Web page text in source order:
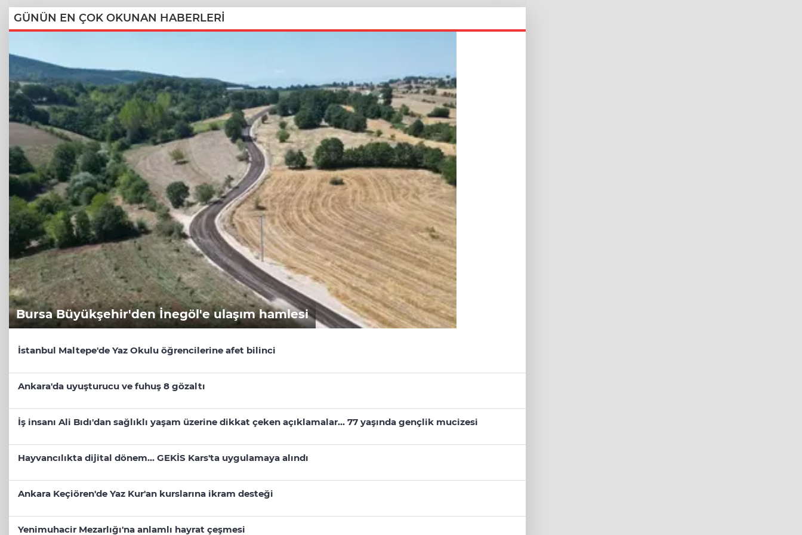
GÜNÜN EN ÇOK OKUNAN HABERLERİ
Bursa Büyükşehir'den İnegöl'e ulaşım hamlesi
İstanbul Maltepe'de Yaz Okulu öğrencilerine afet bilinci
Ankara'da uyuşturucu ve fuhuş 8 gözaltı
İş insanı Ali Bıdı'dan sağlıklı yaşam üzerine dikkat çeken açıklamalar... 77 yaşında gençlik mucizesi
Hayvancılıkta dijital dönem... GEKİS Kars'ta uygulamaya alındı
Ankara Keçiören'de Yaz Kur'an kurslarına ikram desteği
Yenimuhacir Mezarlığı'na anlamlı hayrat çeşmesi